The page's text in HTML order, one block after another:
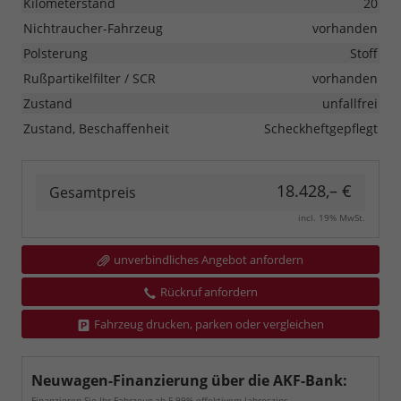
Nichtraucher-Fahrzeug
vorhanden
Polsterung
Stoff
Rußpartikelfilter / SCR
vorhanden
Zustand
unfallfrei
Zustand, Beschaffenheit
Scheckheftgepflegt
Gesamtpreis 18.428,– €
incl. 19% MwSt.
unverbindliches Angebot anfordern
Rückruf anfordern
Fahrzeug drucken, parken oder vergleichen
Neuwagen-Finanzierung über die AKF-Bank: